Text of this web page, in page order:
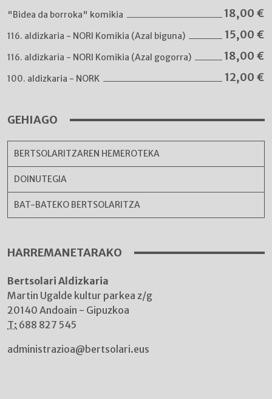
"Bidea da borroka" komikia 18,00 €
116. aldizkaria - NORI Komikia (Azal biguna) 15,00 €
116. aldizkaria - NORI Komikia (Azal gogorra) 18,00 €
100. aldizkaria - NORK 12,00 €
GEHIAGO
BERTSOLARITZAREN HEMEROTEKA
DOINUTEGIA
BAT-BATEKO BERTSOLARITZA
HARREMANETARAKO
Bertsolari Aldizkaria
Martin Ugalde kultur parkea z/g
20140 Andoain - Gipuzkoa
T: 688 827 545
administrazioa@bertsolari.eus